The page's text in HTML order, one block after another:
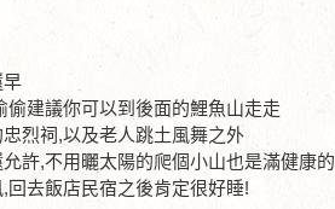
早
建議你可以到後面的鯉魚山走走
烈祠,以及老人跳土風舞之外
許,不用曬太陽的爬個小山也是滿健康的
去飯店民宿之後肯定很好睡!